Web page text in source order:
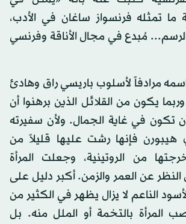
ما تمثله فرنسواز ساغان في الأدب،
مُبدع في مجال الأناقة وفرنسي
مرادفاً لأسلوب باريسي راق وهادئ
يكون من القلائل الذين برهنوا أن
تكون في غاية الجمال. ولأن سفيرته
فإنها رشت عليها قليلاً من
من الروتينية، وجعلت المرأة
عن العمر والزمن. أكبر دليل على
الناعم لا يزال يظهر في الكثير من
المرأة بالتخمة أو الملل منه. بل